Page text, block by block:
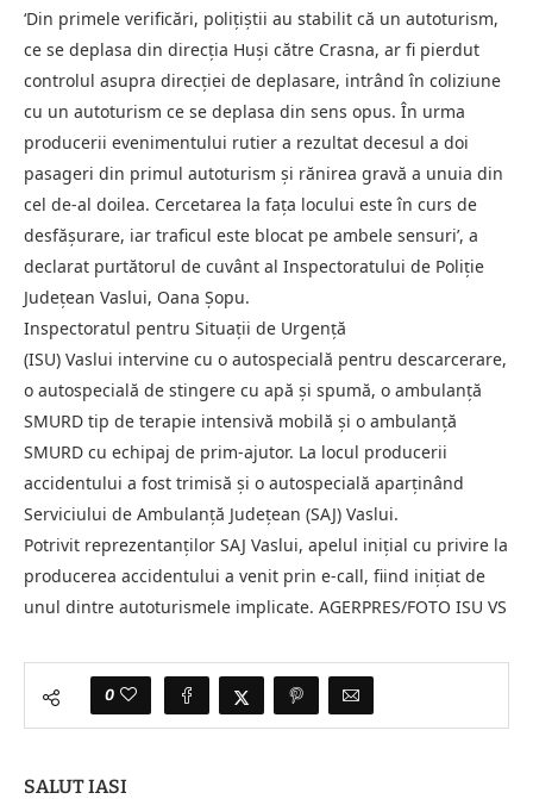
‘Din primele verificări, poliţiştii au stabilit că un autoturism,
ce se deplasa din direcţia Huşi către Crasna, ar fi pierdut
controlul asupra direcţiei de deplasare, intrând în coliziune
cu un autoturism ce se deplasa din sens opus. În urma
producerii evenimentului rutier a rezultat decesul a doi
pasageri din primul autoturism şi rănirea gravă a unuia din
cel de-al doilea. Cercetarea la faţa locului este în curs de
desfăşurare, iar traficul este blocat pe ambele sensuri’, a
declarat purtătorul de cuvânt al Inspectoratului de Poliţie
Judeţean Vaslui, Oana Şopu.
Inspectoratul pentru Situaţii de Urgenţă
(ISU) Vaslui intervine cu o autospecială pentru descarcerare,
o autospecială de stingere cu apă şi spumă, o ambulanţă
SMURD tip de terapie intensivă mobilă şi o ambulanţă
SMURD cu echipaj de prim-ajutor. La locul producerii
accidentului a fost trimisă şi o autospecială aparţinând
Serviciului de Ambulanţă Judeţean (SAJ) Vaslui.
Potrivit reprezentanţilor SAJ Vaslui, apelul iniţial cu privire la
producerea accidentului a venit prin e-call, fiind iniţiat de
unul dintre autoturismele implicate. AGERPRES/FOTO ISU VS
0
SALUT IASI